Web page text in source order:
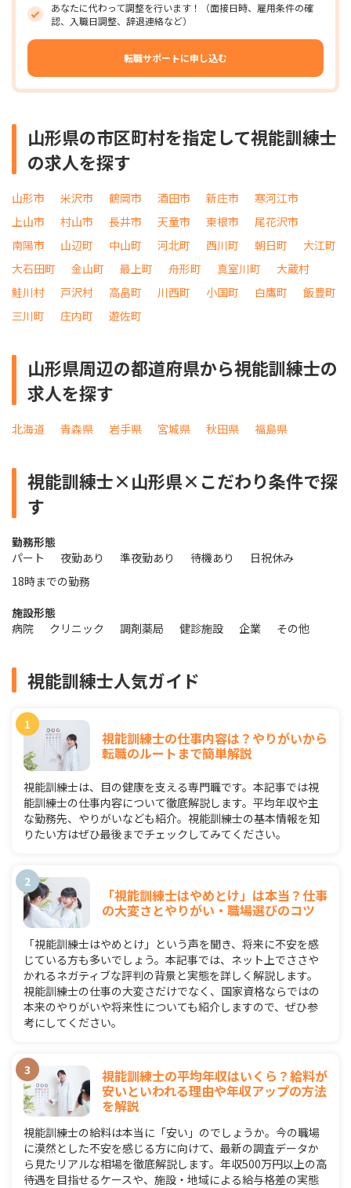
あなたに代わって調整を行います！（面接日時、雇用条件の確
認、入職日調整、辞退連絡など）
転職サポートに申し込む
山形県の市区町村を指定して視能訓練士
の求人を探す
山形市 米沢市 鶴岡市 酒田市 新庄市
寒河江市
上山市
村山市 長井市 天童市 東根市
尾花沢市
南陽市
山辺町 中山町 河北町 西川町 朝日町
大江町
大石田町
金山町 最上町 舟形町 真室川町
大蔵村
鮭川村
戸沢村 高畠町 川西町 小国町 白鷹町
飯豊町
三川町
庄内町 遊佐町
山形県周辺の都道府県から視能訓練士の
求人を探す
北海道 青森県 岩手県 宮城県 秋田県 福島県
視能訓練士×山形県×こだわり条件で探
す
勤務形態
パート
夜勤あり 準夜勤あり 待機あり
日祝休み
18時までの勤務
施設形態
病院
クリニック 調剤薬局 健診施設 企業 その他
視能訓練士人気ガイド
視能訓練士の仕事内容は？やりがいから
転職のルートまで簡単解説
視能訓練士は、目の健康を支える専門職です。本記事では視
能訓練士の仕事内容について徹底解説します。平均年収や主
な勤務先、やりがいなども紹介。視能訓練士の基本情報を知
りたい方はぜひ最後までチェックしてみてください。
「視能訓練士はやめとけ」は本当？仕事
の大変さとやりがい・職場選びのコツ
「視能訓練士はやめとけ」という声を聞き、将来に不安を感
じている方も多いでしょう。本記事では、ネット上でささや
かれるネガティブな評判の背景と実態を詳しく解説します。
視能訓練士の仕事の大変さだけでなく、国家資格ならではの
本来のやりがいや将来性についても紹介しますので、ぜひ参
考にしてください。
視能訓練士の平均年収はいくら？給料が
安いといわれる理由や年収アップの方法
を解説
視能訓練士の給料は本当に「安い」のでしょうか。今の職場
に漠然とした不安を感じる方に向けて、最新の調査データか
ら見たリアルな相場を徹底解説します。年収500万円以上の高
待遇を目指せるケースや、施設・地域による給与格差の実態